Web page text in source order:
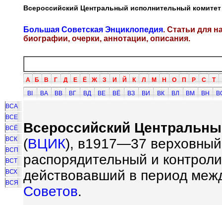
Всероссийский Центральный исполнительный комитет
Большая Советская Энциклопедия. Статьи для
биографии, очерки, аннотации, описания.
А Б В Г Д Е Ё Ж З И Й К Л М Н О П Р С Т
ВI
ВА ВВ ВГ ВД ВЕ ВЁ ВЗ ВИ ВК ВЛ ВМ ВН
ВСА
ВСЕ
ВСЁ
ВСК
ВСП
ВСТ
ВСХ
ВСЯ
Всероссийский
(ВЦИК), в1917—37 верховный
распорядительный и
действовавший в период
Советов.